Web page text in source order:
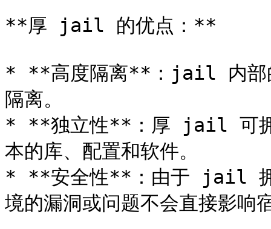
**厚 jail 的优点：**
* **高度隔离**：jail 内部
隔离。
* **独立性**：厚 jail 可拥
本的库、配置和软件。
* **安全性**：由于 jail 拥
境的漏洞或问题不会直接影